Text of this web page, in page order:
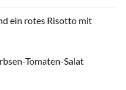
ein rotes Risotto mit
Tomaten-Salat